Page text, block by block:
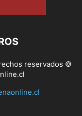
reservados ©